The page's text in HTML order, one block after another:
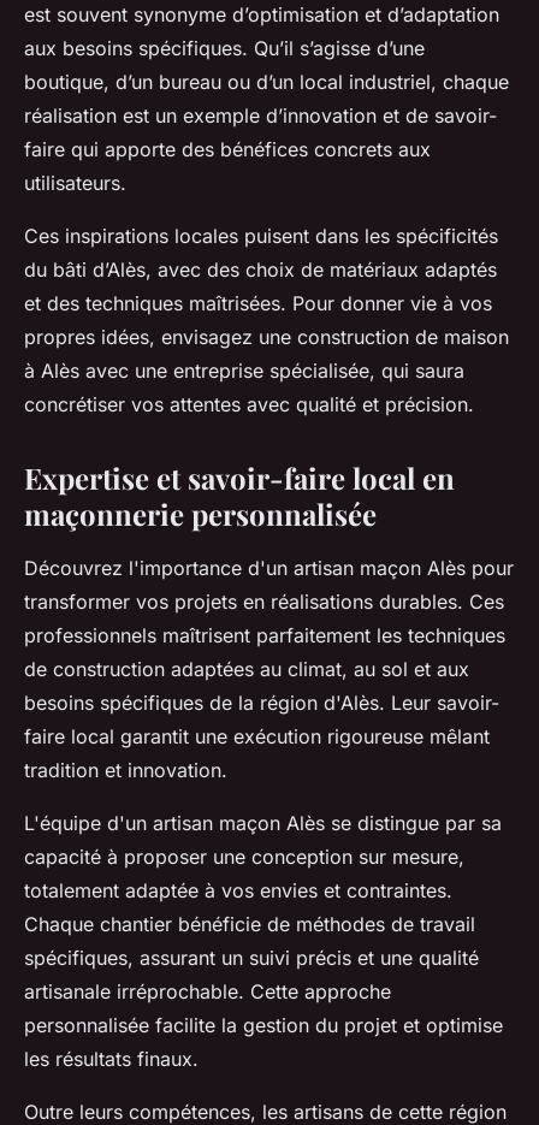
est souvent synonyme d’optimisation et d’adaptation
aux besoins spécifiques. Qu’il s’agisse d’une
boutique, d’un bureau ou d’un local industriel, chaque
réalisation est un exemple d’innovation et de savoir-
faire qui apporte des bénéfices concrets aux
utilisateurs.
Ces inspirations locales puisent dans les spécificités
du bâti d’Alès, avec des choix de matériaux adaptés
et des techniques maîtrisées. Pour donner vie à vos
propres idées, envisagez une construction de maison
à Alès avec une entreprise spécialisée, qui saura
concrétiser vos attentes avec qualité et précision.
Expertise et savoir-faire local en
maçonnerie personnalisée
Découvrez l'importance d'un artisan maçon Alès pour
transformer vos projets en réalisations durables. Ces
professionnels maîtrisent parfaitement les techniques
de construction adaptées au climat, au sol et aux
besoins spécifiques de la région d'Alès. Leur savoir-
faire local garantit une exécution rigoureuse mêlant
tradition et innovation.
L'équipe d'un artisan maçon Alès se distingue par sa
capacité à proposer une conception sur mesure,
totalement adaptée à vos envies et contraintes.
Chaque chantier bénéficie de méthodes de travail
spécifiques, assurant un suivi précis et une qualité
artisanale irréprochable. Cette approche
personnalisée facilite la gestion du projet et optimise
les résultats finaux.
Outre leurs compétences, les artisans de cette région